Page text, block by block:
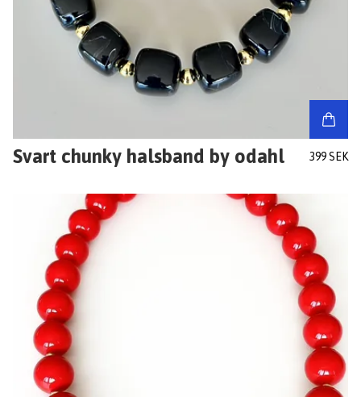
Svart chunky halsband by odahl 399 SEK